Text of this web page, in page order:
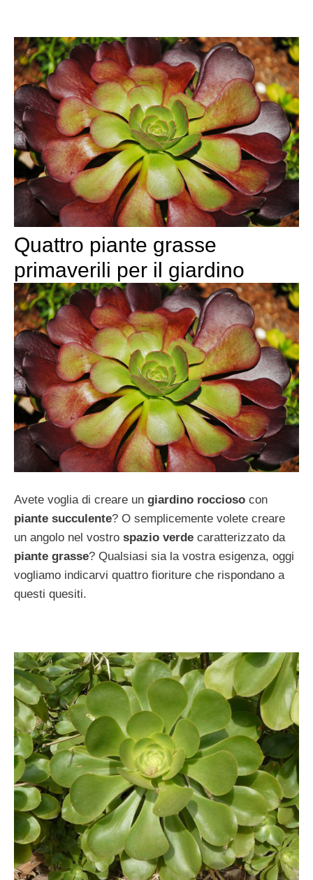
Quattro piante grasse
primaverili per il giardino
Avete voglia di creare un giardino roccioso con
piante succulente? O semplicemente volete creare
un angolo nel vostro spazio verde caratterizzato da
piante grasse? Qualsiasi sia la vostra esigenza, oggi
vogliamo indicarvi quattro fioriture che rispondano a
questi quesiti.